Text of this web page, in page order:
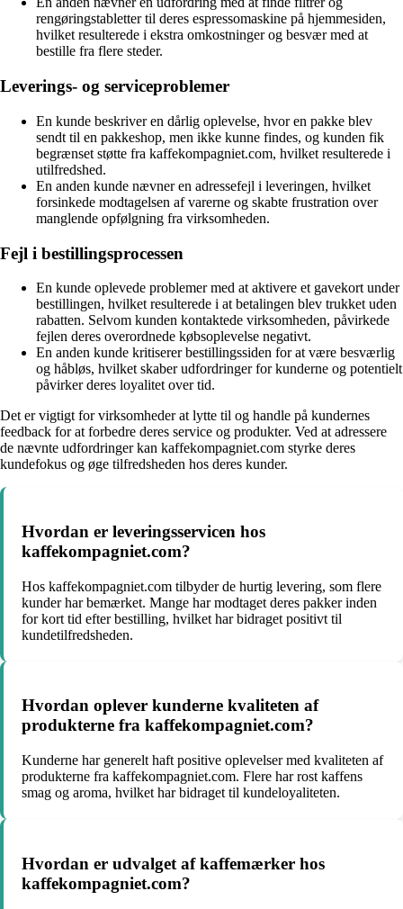
rengøringstabletter til deres espressomaskine på hjemmesiden,
hvilket resulterede i ekstra omkostninger og besvær med at
bestille fra flere steder.
Leverings- og serviceproblemer
En kunde beskriver en dårlig oplevelse, hvor en pakke blev
sendt til en pakkeshop, men ikke kunne findes, og kunden fik
begrænset støtte fra kaffekompagniet.com, hvilket resulterede i
utilfredshed.
En anden kunde nævner en adressefejl i leveringen, hvilket
forsinkede modtagelsen af varerne og skabte frustration over
manglende opfølgning fra virksomheden.
Fejl i bestillingsprocessen
En kunde oplevede problemer med at aktivere et gavekort under
bestillingen, hvilket resulterede i at betalingen blev trukket uden
rabatten. Selvom kunden kontaktede virksomheden, påvirkede
fejlen deres overordnede købsoplevelse negativt.
En anden kunde kritiserer bestillingssiden for at være besværlig
og håbløs, hvilket skaber udfordringer for kunderne og potentielt
påvirker deres loyalitet over tid.
Det er vigtigt for virksomheder at lytte til og handle på kundernes
feedback for at forbedre deres service og produkter. Ved at adressere
de nævnte udfordringer kan kaffekompagniet.com styrke deres
kundefokus og øge tilfredsheden hos deres kunder.
Hvordan er leveringsservicen hos
kaffekompagniet.com?
Hos kaffekompagniet.com tilbyder de hurtig levering, som flere
kunder har bemærket. Mange har modtaget deres pakker inden
for kort tid efter bestilling, hvilket har bidraget positivt til
kundetilfredsheden.
Hvordan oplever kunderne kvaliteten af
produkterne fra kaffekompagniet.com?
Kunderne har generelt haft positive oplevelser med kvaliteten af
produkterne fra kaffekompagniet.com. Flere har rost kaffens
smag og aroma, hvilket har bidraget til kundeloyaliteten.
Hvordan er udvalget af kaffemærker hos
kaffekompagniet.com?